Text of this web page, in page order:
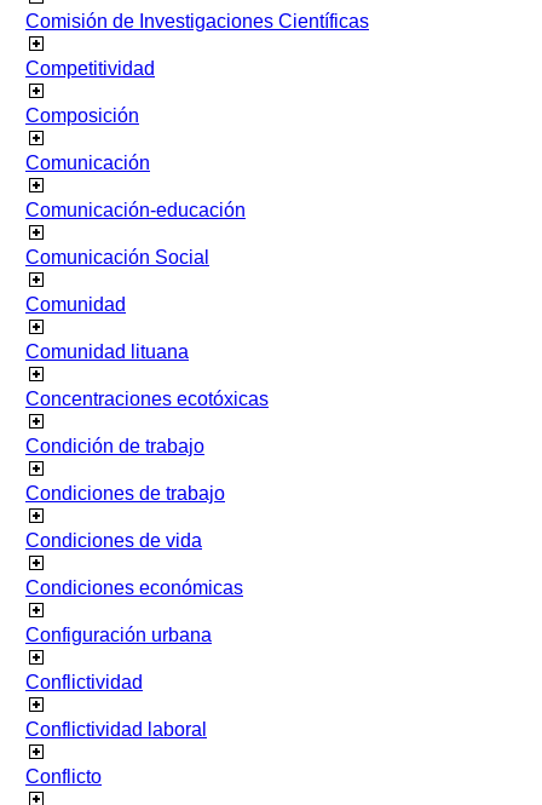
Comisión de Investigaciones Científicas
Competitividad
Composición
Comunicación
Comunicación-educación
Comunicación Social
Comunidad
Comunidad lituana
Concentraciones ecotóxicas
Condición de trabajo
Condiciones de trabajo
Condiciones de vida
Condiciones económicas
Configuración urbana
Conflictividad
Conflictividad laboral
Conflicto